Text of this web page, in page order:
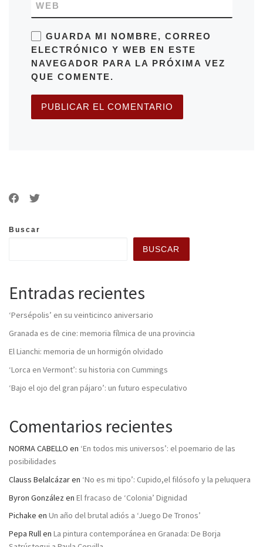
WEB
GUARDA MI NOMBRE, CORREO
ELECTRÓNICO Y WEB EN ESTE
NAVEGADOR PARA LA PRÓXIMA VEZ
QUE COMENTE.
Buscar
BUSCAR
Entradas recientes
‘Persépolis’ en su veinticinco aniversario
Granada es de cine: memoria fílmica de una provincia
El Lianchi: memoria de un hormigón olvidado
‘Lorca en Vermont’: su historia con Cummings
‘Bajo el ojo del gran pájaro’: un futuro especulativo
Comentarios recientes
NORMA CABELLO en ‘En todos mis universos’: el poemario de las
posibilidades
Clauss Belalcázaren ‘No es mi tipo’: Cupido,el filósofo y la peluquera
Byron González en El fracaso de ‘Colonia’ Dignidad
Pichake en Un año del brutal adiós a ‘Juego De Tronos’
Pepa Rullen La pintura contemporánea en Granada: De Borja